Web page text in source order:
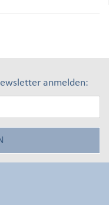
anmelden: